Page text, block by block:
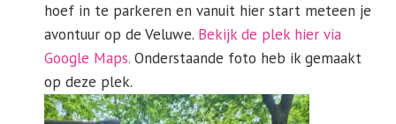
hoef in te parkeren en vanuit hier start meteen je
avontuur op de Veluwe. Bekijk de plek hier via
Google Maps.Onderstaande foto heb ik gemaakt
op deze plek.